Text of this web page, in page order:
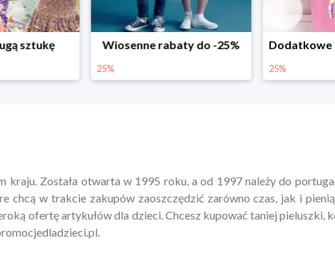
sztukę Wiosenne rabaty do -25%
25% 25%
Została otwarta w 1995 roku, a od 1997 należy do
w trakcie zakupów zaoszczędzić zarówno czas, jak i
ofertę artykułów dla dzieci. Chcesz kupować taniej pieluszki,